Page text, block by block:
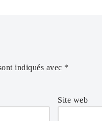
indiqués avec *
Site web